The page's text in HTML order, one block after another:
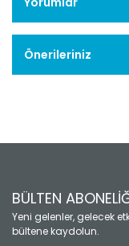
Önerileriniz
BÜLTEN
Yeni gelenler, gelecek
bültene kaydolun.